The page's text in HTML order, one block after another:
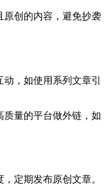
原创的内容，避免抄袭
，如使用系列文章引
量的平台做外链，如
定期发布原创文章。